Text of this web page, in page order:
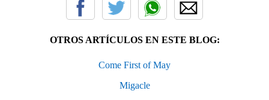
OTROS ARTÍCULOS EN ESTE BLOG:
Come First of May
Migacle